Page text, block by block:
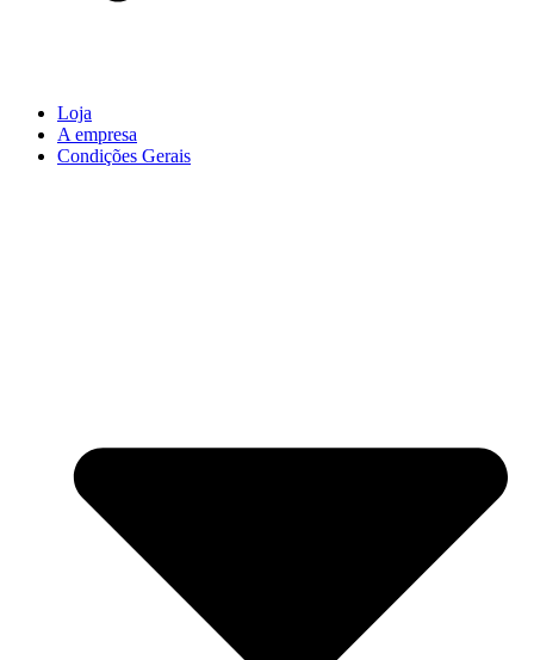
Loja
A empresa
Condições Gerais